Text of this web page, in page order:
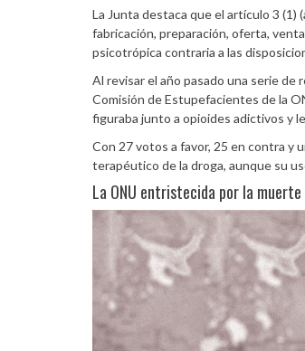
La Junta destaca que el artículo 3
fabricación, preparación, oferta,
psicotrópica contraria a las
Al revisar el año pasado una serie de
Comisión de Estupefacientes de la
figuraba junto a opioides adictivos y
Con 27 votos a favor, 25 en contra y
terapéutico de la droga, aunque su
La ONU entristecida por la